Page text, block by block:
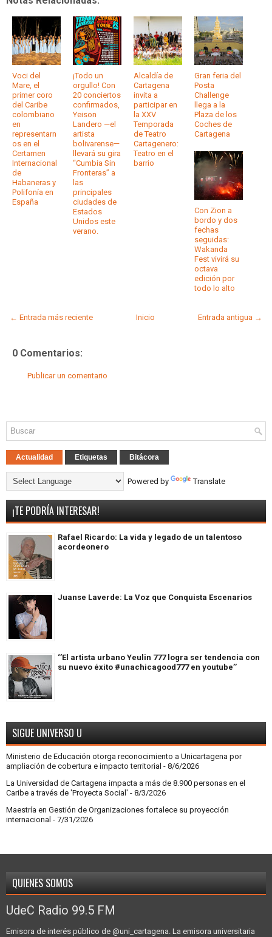
Voci del
Mare, el
primer coro
del Caribe
colombiano
en
representarn
os en el
Certamen
Internacional
de
Habaneras y
Polifonía en
España
¡Todo un
orgullo! Con
20 conciertos
confirmados,
Yeison
Landero —el
artista
bolivarense—
llevará su gira
“Cumbia Sin
Fronteras” a
las
principales
ciudades de
Estados
Unidos este
verano.
Alcaldía de
Cartagena
invita a
participar en
la XXV
Temporada
de Teatro
Cartagenero:
Teatro en el
barrio
Gran feria del
Posta
Challenge
llega a la
Plaza de los
Coches de
Cartagena
Con Zion a
bordo y dos
fechas
seguidas:
Wakanda
Fest vivirá su
octava
edición por
todo lo alto
← Entrada más reciente Entrada antigua →
Inicio
0 Comentarios:
Publicar un comentario
Actualidad Etiquetas Bitácora
Powered by Translate
¡TE PODRÍA INTERESAR!
Rafael Ricardo: La vida y legado de un talentoso
acordeonero
Juanse Laverde: La Voz que Conquista Escenarios
‘’El artista urbano Yeulin 777 logra ser tendencia con
su nuevo éxito #unachicagood777 en youtube’’
SIGUE UNIVERSO U
Ministerio de Educación otorga reconocimiento a Unicartagena por
ampliación de cobertura e impacto territorial - 8/6/2026
La Universidad de Cartagena impacta a más de 8.900 personas en el
Caribe a través de 'Proyecta Social' - 8/3/2026
Maestría en Gestión de Organizaciones fortalece su proyección
internacional - 7/31/2026
QUIENES SOMOS
UdeC Radio 99.5 FM
Emisora de interés público de @uni_cartagena. La emisora universitaria